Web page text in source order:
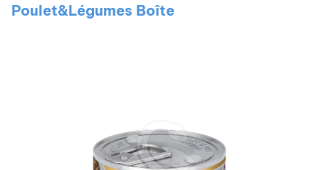
Poulet&Légumes Boîte